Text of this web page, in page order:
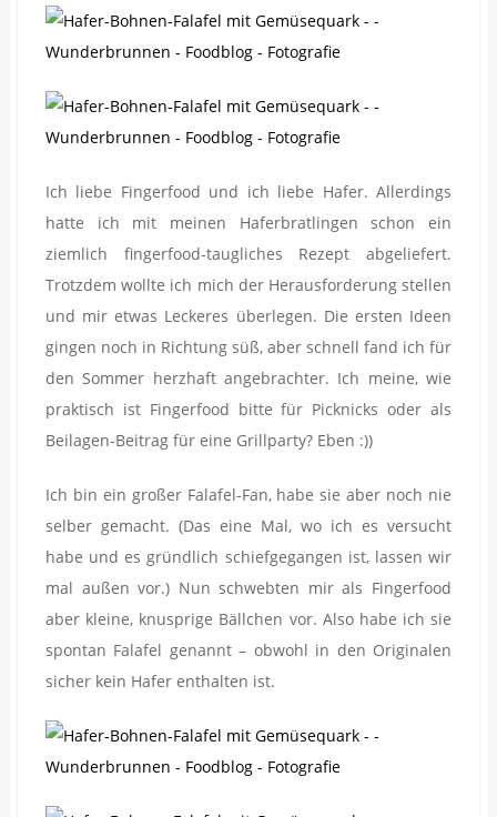
Ich liebe Fingerfood und ich liebe Hafer. Allerdings
hatte ich mit meinen Haferbratlingen schon ein
ziemlich fingerfood-taugliches Rezept abgeliefert.
Trotzdem wollte ich mich der Herausforderung stellen
und mir etwas Leckeres überlegen. Die ersten Ideen
gingen noch in Richtung süß, aber schnell fand ich für
den Sommer herzhaft angebrachter. Ich meine, wie
praktisch ist Fingerfood bitte für Picknicks oder als
Beilagen-Beitrag für eine Grillparty? Eben :))
Ich bin ein großer Falafel-Fan, habe sie aber noch nie
selber gemacht. (Das eine Mal, wo ich es versucht
habe und es gründlich schiefgegangen ist, lassen wir
mal außen vor.) Nun schwebten mir als Fingerfood
aber kleine, knusprige Bällchen vor. Also habe ich sie
spontan Falafel genannt – obwohl in den Originalen
sicher kein Hafer enthalten ist.